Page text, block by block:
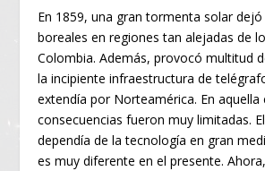
En 1859, una gran tormenta solar
boreales en regiones tan alejadas de
Colombia. Además, provocó multitud
la incipiente infraestructura de
extendía por Norteamérica. En aquella
consecuencias fueron muy limitadas.
dependía de la tecnología en gran
es muy diferente en el presente.